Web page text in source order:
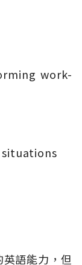
work-
語能力，但